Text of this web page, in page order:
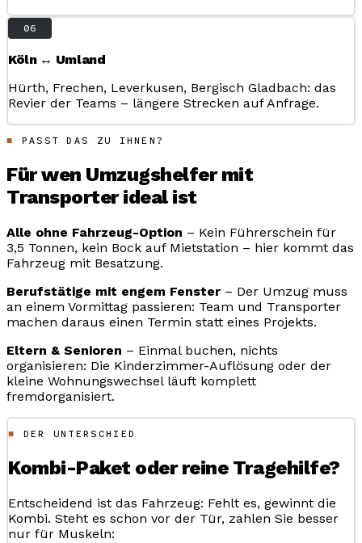
06
Köln ↔ Umland
Hürth, Frechen, Leverkusen, Bergisch Gladbach: das
Revier der Teams – längere Strecken auf Anfrage.
PASST DAS ZU IHNEN?
Für wen Umzugshelfer mit
Transporter ideal ist
Alle ohne Fahrzeug-Option – Kein Führerschein für
3,5 Tonnen, kein Bock auf Mietstation – hier kommt das
Fahrzeug mit Besatzung.
Berufstätige mit engem Fenster – Der Umzug muss
an einem Vormittag passieren: Team und Transporter
machen daraus einen Termin statt eines Projekts.
Eltern & Senioren – Einmal buchen, nichts
organisieren: Die Kinderzimmer-Auflösung oder der
kleine Wohnungswechsel läuft komplett
fremdorganisiert.
DER UNTERSCHIED
Kombi-Paket oder reine Tragehilfe?
Entscheidend ist das Fahrzeug: Fehlt es, gewinnt die
Kombi. Steht es schon vor der Tür, zahlen Sie besser
nur für Muskeln: